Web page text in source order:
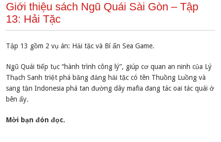
Giới thiệu sách Ngũ Quái Sài Gòn – Tập
13: Hải Tặc
Tập 13 gồm 2 vụ án: Hải tặc và Bí ẩn Sea Game.
Ngũ Quái tiếp tục “hành trình công lý”, giúp cơ quan an ninh của Lý
Thạch Sanh triệt phá băng đảng hải tặc có tên Thuồng Luồng và
sang tận Indonesia phá tan đường dây mafia đang tác oai tác quái ở
bên ấy.
Mời bạn đón đọc.